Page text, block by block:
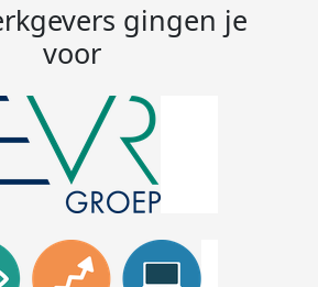
gingen je
voor